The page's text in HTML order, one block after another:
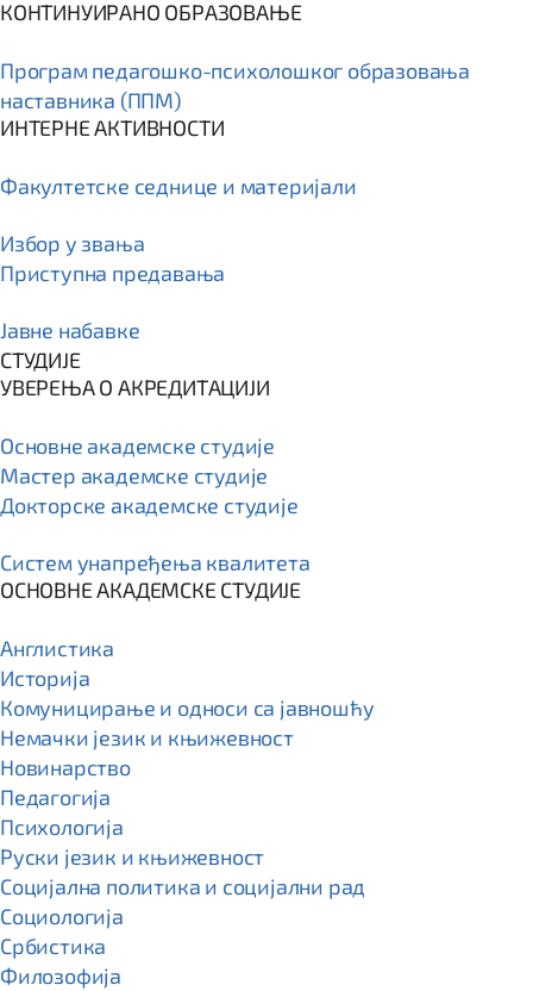
КОНТИНУИРАНО ОБРАЗОВАЊЕ
Програм пeдагошко-психолошког образовања
наставника (ППМ)
ИНТЕРНЕ АКТИВНОСТИ
Факултетске седнице и материјали
Избор у звања
Приступна предавања
Јавне набавке
СТУДИЈЕ
УВЕРЕЊА О АКРЕДИТАЦИЈИ
Основне академске студије
Мастер академске студије
Докторске академске студије
Систем унапређења квалитета
ОСНОВНЕ АКАДЕМСКЕ СТУДИЈЕ
Англистика
Историја
Комуницирање и односи са јавношћу
Немачки језик и књижевност
Новинарство
Педагогија
Психологија
Руски језик и књижевност
Социјална политика и социјални рад
Социологија
Србистика
Филозофија